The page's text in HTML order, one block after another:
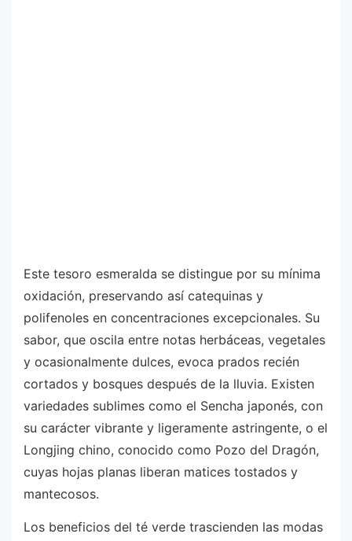
Este tesoro esmeralda se distingue por su mínima
oxidación, preservando así catequinas y
polifenoles en concentraciones excepcionales. Su
sabor, que oscila entre notas herbáceas, vegetales
y ocasionalmente dulces, evoca prados recién
cortados y bosques después de la lluvia. Existen
variedades sublimes como el Sencha japonés, con
su carácter vibrante y ligeramente astringente, o el
Longjing chino, conocido como Pozo del Dragón,
cuyas hojas planas liberan matices tostados y
mantecosos.
Los beneficios del té verde trascienden las modas